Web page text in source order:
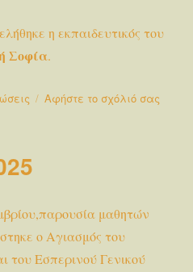
η εκπαιδευτικός του
Σοφία.
Αφήστε το σχόλιό σας
μαθητών
ο Αγιασμός του
του Εσπερινού Γενικού